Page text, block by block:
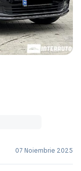
07 Noiembrie 2025